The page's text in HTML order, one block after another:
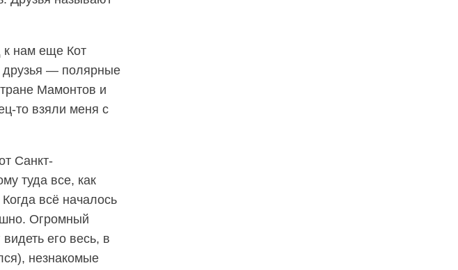
к нам еще Кот
друзья — полярные
Мамонтов и
то взяли меня с
Санкт-
туда все, как
всё началось
Огромный
его весь, в
незнакомые